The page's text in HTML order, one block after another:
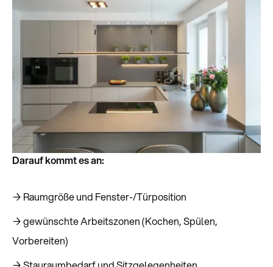
Darauf kommt es an:
→ Raumgröße und Fenster-/Türposition
→ gewünschte Arbeitszonen (Kochen, Spülen,
Vorbereiten)